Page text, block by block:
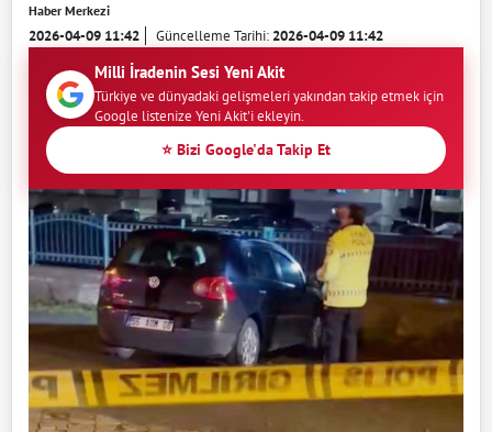
Haber Merkezi
2026-04-09 11:42 Güncelleme Tarihi:2026-04-09 11:42
Milli İradenin Sesi Yeni Akit
Türkiye ve dünyadaki gelişmeleri yakından takip etmek için
Google listenize Yeni Akit'i ekleyin.
⭐ Bizi Google'da Takip Et